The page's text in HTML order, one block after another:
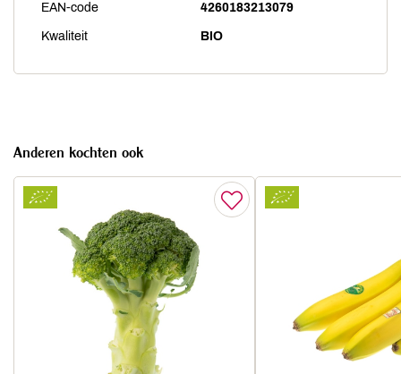
EAN-code 4260183213079
Kwaliteit BIO
Anderen kochten ook